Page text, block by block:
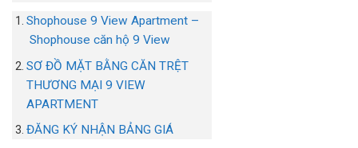
Shophouse 9 View Apartment –
Shophouse căn hộ 9 View
SƠ ĐỒ MẶT BẰNG CĂN TRỆT
THƯƠNG MẠI 9 VIEW
APARTMENT
ĐĂNG KÝ NHẬN BẢNG GIÁ